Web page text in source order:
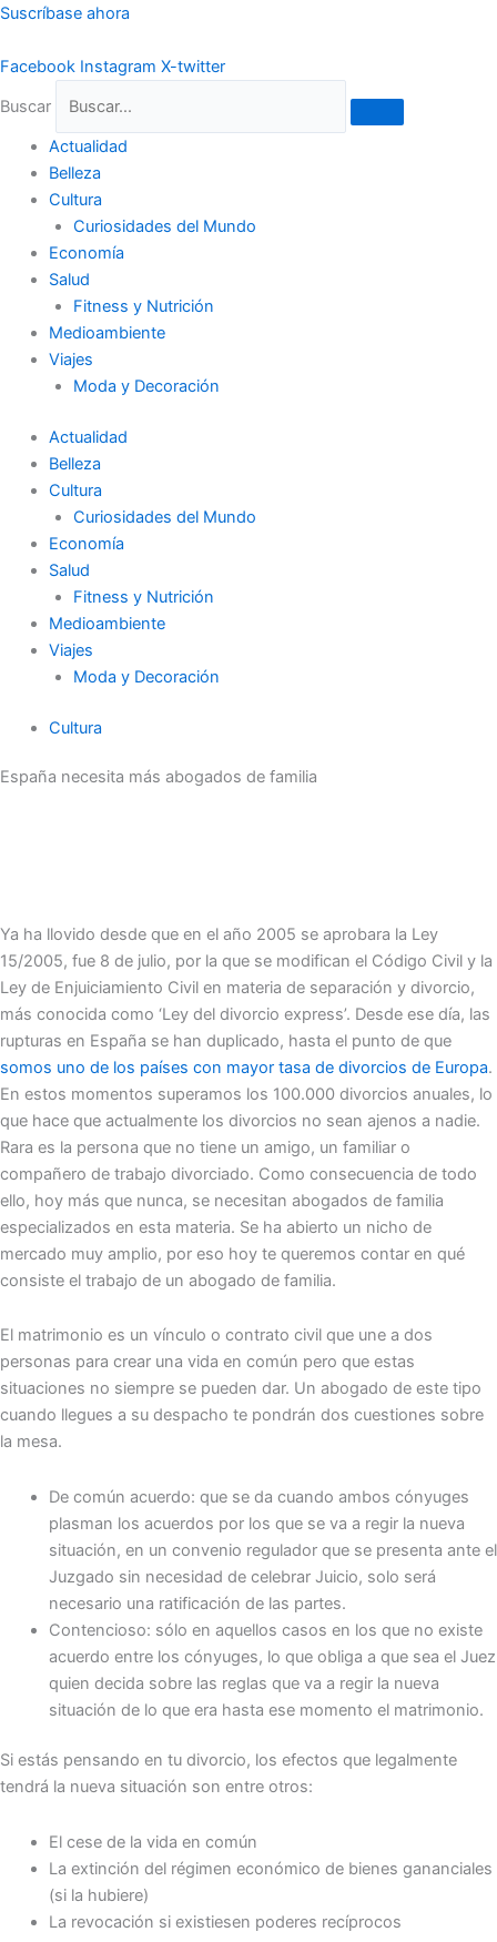
Ir
contenido
Suscríbase ahora
Facebook Instagram X-twitter
Buscar
Actualidad
Belleza
Cultura
Curiosidades del Mundo
Economía
Salud
Fitness y Nutrición
Medioambiente
Viajes
Moda y Decoración
Actualidad
Belleza
Cultura
Curiosidades del Mundo
Economía
Salud
Fitness y Nutrición
Medioambiente
Viajes
Moda y Decoración
Cultura
España necesita más abogados de familia
Ya ha llovido desde que en el año 2005 se aprobara la Ley
15/2005, fue 8 de julio, por la que se modifican el Código Civil y la
Ley de Enjuiciamiento Civil en materia de separación y divorcio,
más conocida como ‘Ley del divorcio express’. Desde ese día, las
rupturas en España se han duplicado, hasta el punto de que
somos uno de los países con mayor tasa de divorcios de Europa.
En estos momentos superamos los 100.000 divorcios anuales, lo
que hace que actualmente los divorcios no sean ajenos a nadie.
Rara es la persona que no tiene un amigo, un familiar o
compañero de trabajo divorciado. Como consecuencia de todo
ello, hoy más que nunca, se necesitan abogados de familia
especializados en esta materia. Se ha abierto un nicho de
mercado muy amplio, por eso hoy te queremos contar en qué
consiste el trabajo de un abogado de familia.
El matrimonio es un vínculo o contrato civil que une a dos
personas para crear una vida en común pero que estas
situaciones no siempre se pueden dar. Un abogado de este tipo
cuando llegues a su despacho te pondrán dos cuestiones sobre
la mesa.
De común acuerdo: que se da cuando ambos cónyuges
plasman los acuerdos por los que se va a regir la nueva
situación, en un convenio regulador que se presenta ante el
Juzgado sin necesidad de celebrar Juicio, solo será
necesario una ratificación de las partes.
Contencioso: sólo en aquellos casos en los que no existe
acuerdo entre los cónyuges, lo que obliga a que sea el Juez
quien decida sobre las reglas que va a regir la nueva
situación de lo que era hasta ese momento el matrimonio.
Si estás pensando en tu divorcio, los efectos que legalmente
tendrá la nueva situación son entre otros:
El cese de la vida en común
La extinción del régimen económico de bienes gananciales
(si la hubiere)
La revocación si existiesen poderes recíprocos